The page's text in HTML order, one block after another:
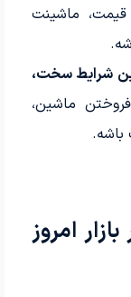
ماشینت
شرایط سخت،
ماشین،
امروز